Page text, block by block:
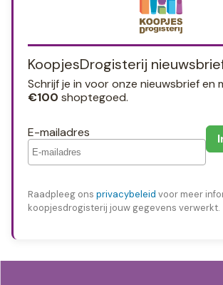
KoopjesDrogisterij
Schrijf je in voor onze nieuwsbrief en
€100 shoptegoed.
E-mailadres
Raadpleeg ons privacybeleid voor meer
koopjesdrogisterij jouw gegevens verwerkt.